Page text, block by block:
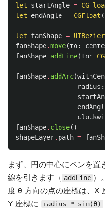
let
startAngle =
let
endAngle = CGFloat (
let fanShape =
fanShape.move(to:
fanShape. addLine(to:
fanShape. addArc(
radius :
fanShape. close()
shapeLayer. path =
まず、円の中心にペンを置
線を引きます（ addLine ）
度 θ 方向の点の座標は、X
Y 座標に
radius * sin(θ)